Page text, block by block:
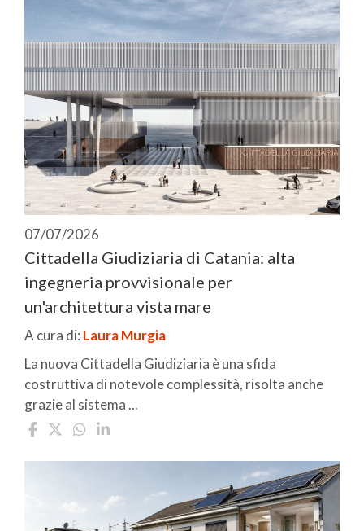
07/07/2026
Cittadella Giudiziaria di Catania: alta
ingegneria provvisionale per
un'architettura vista mare
A cura di: Laura Murgia
La nuova Cittadella Giudiziaria è una sfida
costruttiva di notevole complessità, risolta anche
grazie al sistema ...